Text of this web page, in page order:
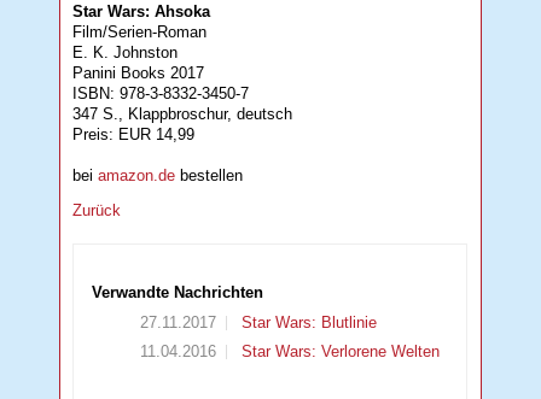
Star Wars: Ahsoka
Film/Serien-Roman
E. K. Johnston
Panini Books 2017
ISBN: 978-3-8332-3450-7
347 S., Klappbroschur, deutsch
Preis: EUR 14,99
beiamazon.de bestellen
Zurück
Verwandte Nachrichten
27.11.2017
Star Wars: Blutlinie
11.04.2016
Star Wars: Verlorene Welten